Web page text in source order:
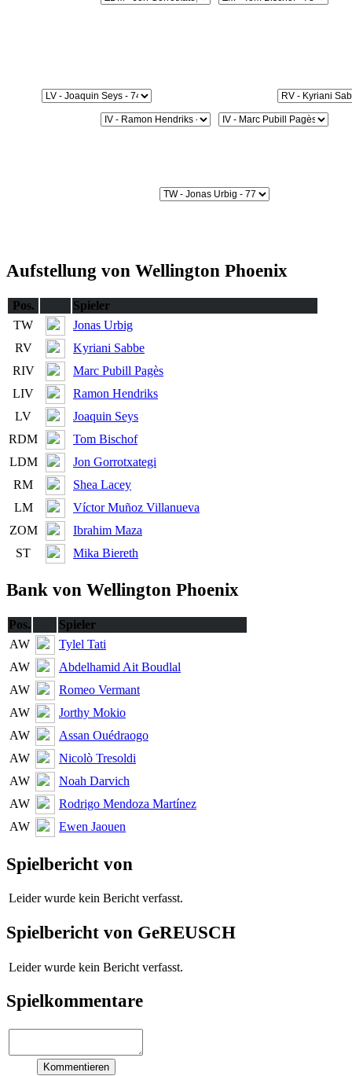
Aufstellung von Wellington Phoenix
Pos.
Spieler
TW
Jonas Urbig
RV
Kyriani Sabbe
RIV
Marc Pubill Pagès
LIV
Ramon Hendriks
LV
Joaquin Seys
RDM
Tom Bischof
LDM
Jon Gorrotxategi
RM
Shea Lacey
LM
Víctor Muñoz Villanueva
ZOM
Ibrahim Maza
ST
Mika Biereth
Bank von Wellington Phoenix
Pos.
Spieler
AW
Tylel Tati
AW
Abdelhamid Ait Boudlal
AW
Romeo Vermant
AW
Jorthy Mokio
AW
Assan Ouédraogo
AW
Nicolò Tresoldi
AW
Noah Darvich
AW
Rodrigo Mendoza Martínez
AW
Ewen Jaouen
Spielbericht von
Leider wurde kein Bericht verfasst.
Spielbericht von GeREUSCH
Leider wurde kein Bericht verfasst.
Spielkommentare
Kommentieren